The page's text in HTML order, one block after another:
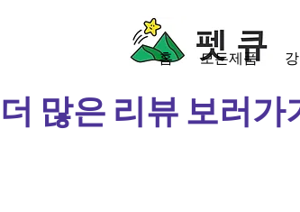
홈 모든제품
더 많은 리뷰 보러가